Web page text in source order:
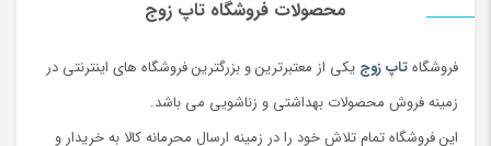
محصولات فروشگاه تاپ زوج
فروشگاهتاپ زوج یکی از معتبرترین و بزرگترین فروشگاه های اینترنتی در
زمینه فروش محصولات بهداشتی و زناشویی می باشد.
این فروشگاه تمام تلاش خود را در زمینه ارسال محرمانه کالا به خریدار و
7-ارایه یک عدد لنز به صورت رایگان و هدیه
لیستدستگاههای برش لیزربر اساس